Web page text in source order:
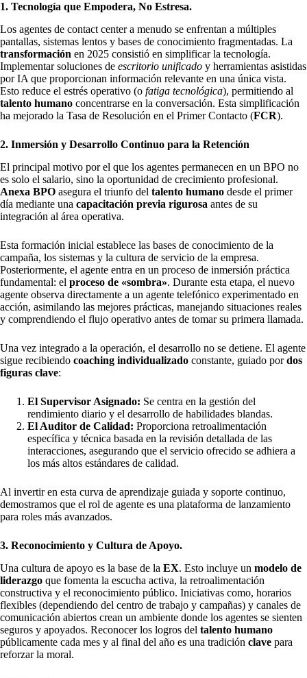
1. Tecnología que Empodera, No Estresa.
Los agentes de contact center a menudo se enfrentan a múltiples
pantallas, sistemas lentos y bases de conocimiento fragmentadas. La
transformación en 2025 consistió en simplificar la tecnología.
Implementar soluciones de escritorio unificado y herramientas asistidas
por IA que proporcionan información relevante en una única vista.
Esto reduce el estrés operativo (o fatiga tecnológica), permitiendo al
talento humano concentrarse en la conversación. Esta simplificación
ha mejorado la Tasa de Resolución en el Primer Contacto (FCR).
2. Inmersión y Desarrollo Continuo para la Retención
El principal motivo por el que los agentes permanecen en un BPO no
es solo el salario, sino la oportunidad de crecimiento profesional.
Anexa BPO asegura el triunfo del talento humano desde el primer
día mediante una capacitación previa rigurosa antes de su
integración al área operativa.
Esta formación inicial establece las bases de conocimiento de la
campaña, los sistemas y la cultura de servicio de la empresa.
Posteriormente, el agente entra en un proceso de inmersión práctica
fundamental: el proceso de «sombra». Durante esta etapa, el nuevo
agente observa directamente a un agente telefónico experimentado en
acción, asimilando las mejores prácticas, manejando situaciones reales
y comprendiendo el flujo operativo antes de tomar su primera llamada.
Una vez integrado a la operación, el desarrollo no se detiene. El agente
sigue recibiendo coaching individualizado constante, guiado pordos
figuras clave:
El Supervisor Asignado: Se centra en la gestión del
rendimiento diario y el desarrollo de habilidades blandas.
El Auditor de Calidad: Proporciona retroalimentación
específica y técnica basada en la revisión detallada de las
interacciones, asegurando que el servicio ofrecido se adhiera a
los más altos estándares de calidad.
Al invertir en esta curva de aprendizaje guiada y soporte continuo,
demostramos que el rol de agente es una plataforma de lanzamiento
para roles más avanzados.
3. Reconocimiento y Cultura de Apoyo.
Una cultura de apoyo es la base de la EX. Esto incluye un modelo de
liderazgo que fomenta la escucha activa, la retroalimentación
constructiva y el reconocimiento público. Iniciativas como, horarios
flexibles (dependiendo del centro de trabajo y campañas) y canales de
comunicación abiertos crean un ambiente donde los agentes se sienten
seguros y apoyados. Reconocer los logros del talento humano
públicamente cada mes y al final del año es una tradición clave para
reforzar la moral.